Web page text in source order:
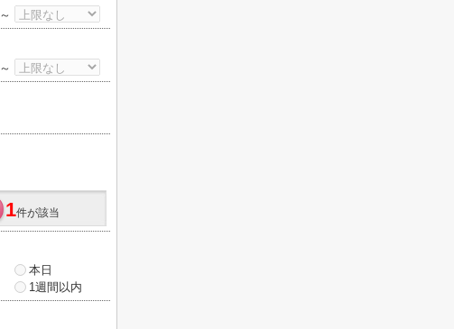
～
～
1件が該当
本日
1週間以内